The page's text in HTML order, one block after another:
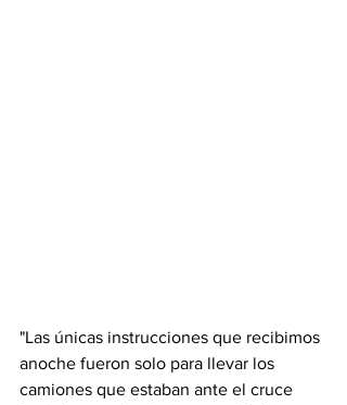
"Las únicas instrucciones que recibimos
anoche fueron solo para llevar los
camiones que estaban ante el cruce